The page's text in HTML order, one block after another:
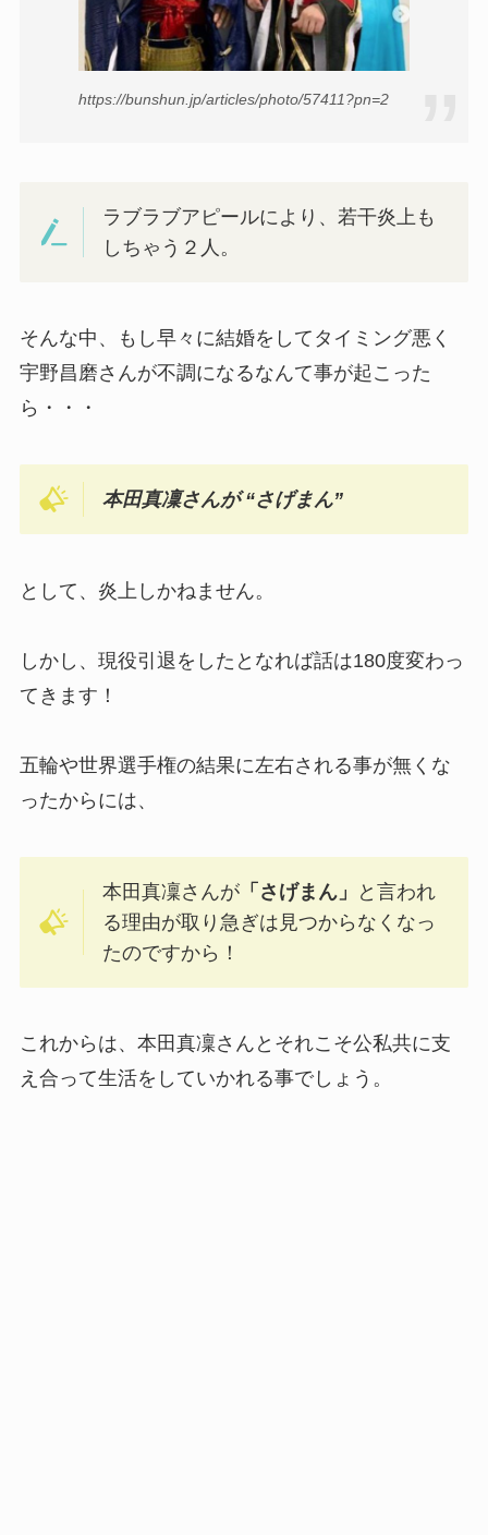
https://bunshun.jp/articles/photo/57411?pn=2
ラブラブアピールにより、若干炎上も
しちゃう２人。
そんな中、もし早々に結婚をしてタイミング悪く
宇野昌磨さんが不調になるなんて事が起こった
ら・・・
本田真凜さんが “さげまん”
として、炎上しかねません。
しかし、現役引退をしたとなれば話は180度変わっ
てきます！
五輪や世界選手権の結果に左右される事が無くな
ったからには、
本田真凜さんが 「さげまん」
と言われ
る理由が取り急ぎは見つからなくなっ
たのですから！
これからは、本田真凜さんとそれこそ公私共に支
え合って生活をしていかれる事でしょう。